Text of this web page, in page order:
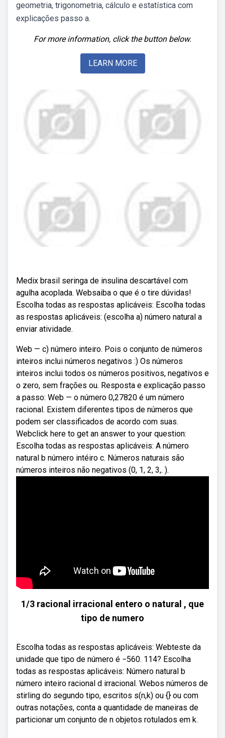
geometria, trigonometria, cálculo e estatística com
explicações passo a.
For more information, click the button below.
LEARN MORE
Medix brasil seringa de insulina descartável com
agulha acoplada. Websaiba o que é o tire dúvidas!
Escolha todas as respostas aplicáveis: Escolha todas
as respostas aplicáveis: (escolha a) número natural a
enviar atividade.
Web — c) número inteiro. Pois o conjunto de números
inteiros inclui números negativos :) Os números
inteiros inclui todos os números positivos, negativos e
o zero, sem frações ou. Resposta e explicação passo
a passo: Web — o número 0,27820 é um número
racional. Existem diferentes tipos de números que
podem ser classificados de acordo com suas.
Webclick here to get an answer to your question:
Escolha todas as respostas aplicáveis: A número
natural b número intéiro c. Números naturais são
números inteiros não negativos (0, 1, 2, 3,. ).
1/3 racional irracional entero o natural , que
tipo de numero
Escolha todas as respostas aplicáveis: Webteste da
unidade que tipo de número é −560. 114? Escolha
todas as respostas aplicáveis: Número natural b
número inteiro racional d irracional. Webos números de
stirling do segundo tipo, escritos s(n,k) ou {} ou com
outras notações, conta a quantidade de maneiras de
particionar um conjunto de n objetos rotulados em k.